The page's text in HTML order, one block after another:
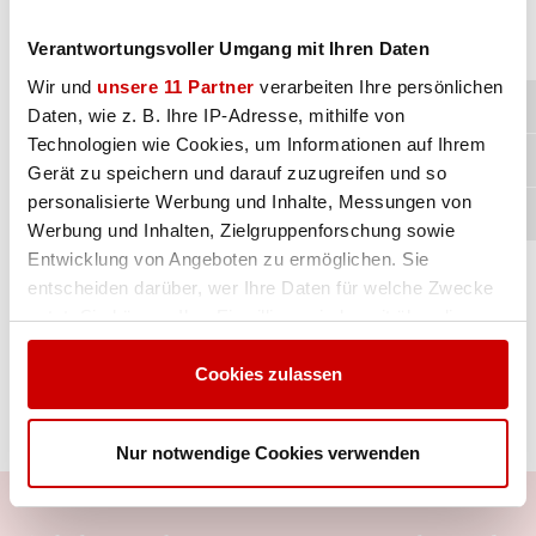
Verantwortungsvoller Umgang mit Ihren Daten
Wir und unsere 11 Partner verarbeiten Ihre persönlichen
Daten, wie z. B. Ihre IP-Adresse, mithilfe von
Technologien wie Cookies, um Informationen auf Ihrem
Gerät zu speichern und darauf zuzugreifen und so
personalisierte Werbung und Inhalte, Messungen von
Werbung und Inhalten, Zielgruppenforschung sowie
Entwicklung von Angeboten zu ermöglichen. Sie
entscheiden darüber, wer Ihre Daten für welche Zwecke
nutzt. Sie können Ihre Einwilligung jederzeit über die
Cookie-Erklärung oder durch Klicken auf das Privacy
Trigger Symbol ändern oder widerrufen
verarbeitet werden, und legen Sie Ihre Präferenzen im
Abschnitt Einzelheitenfest.
Cookies zulassen
Nur notwendige Cookies verwenden
Kontaktdaten Vertrieb Deutschland
Kontaktdaten Vertrieb Innendienst
Kontaktformular
Anfrageformulare
Bewerbungsformular